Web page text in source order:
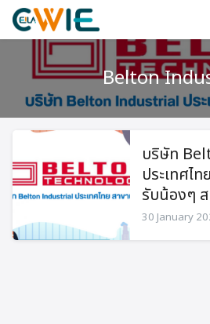
Skip
Belton
บริษัท
ประเทศไ
รับน้องๆ
30 January